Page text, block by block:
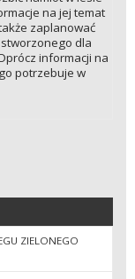
na jej temat
zaplanować
dla
informacji na
potrzebuje w
ZIELONEGO